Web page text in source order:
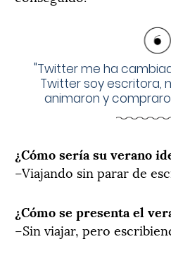
"Twitter me ha
Twitter soy escritora,
animaron y
¿Cómo sería su verano
–Viajando sin parar de
¿Cómo se presenta el
–Sin viajar, pero